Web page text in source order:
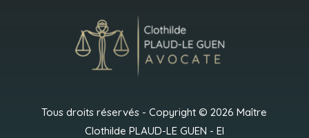
Tous droits réservés - Copyright © 2026 Maître
Clothilde PLAUD-LE GUEN - EI